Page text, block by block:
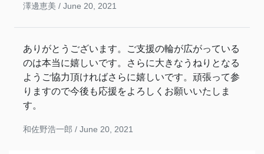
澤邊恵美 / June 20, 2021
ありがとうございます。ご支援の輪が広がっている
のは本当に嬉しいです。さらに大きなうねりとなる
ようご協力頂ければさらに嬉しいです。頑張って参
りますので今後も応援をよろしくお願いいたしま
す。
和佐野浩一郎 / June 20, 2021